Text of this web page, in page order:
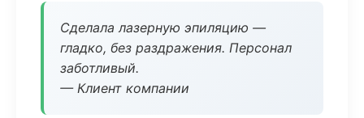
Сделала лазерную эпиляцию —
гладко, без раздражения. Персонал
заботливый.
— Клиент компании